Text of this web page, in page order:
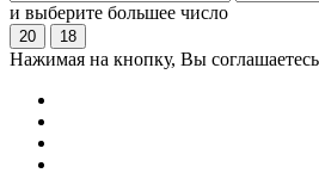
и выберите большее число
20 18
Нажимая на кнопку, Вы